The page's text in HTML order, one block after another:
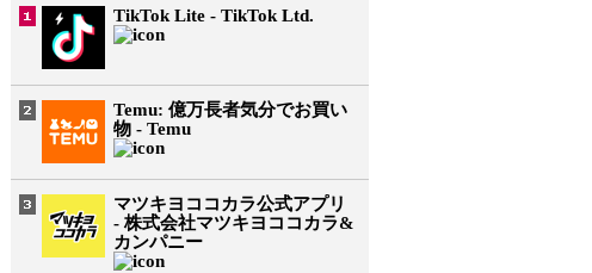
TikTok Lite - TikTok Ltd.
Temu: 億万長者気分でお買い
物 - Temu
マツキヨココカラ公式アプリ
- 株式会社マツキヨココカラ&
カンパニー